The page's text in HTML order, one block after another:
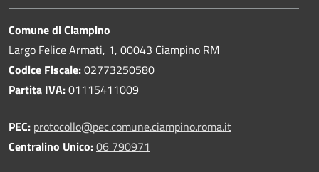
Comune di Ciampino
Largo Felice Armati, 1, 00043 Ciampino RM
Codice Fiscale:02773250580
Partita IVA:01115411009
PEC: protocollo@pec.comune.ciampino.roma.it
Centralino Unico:06 790971